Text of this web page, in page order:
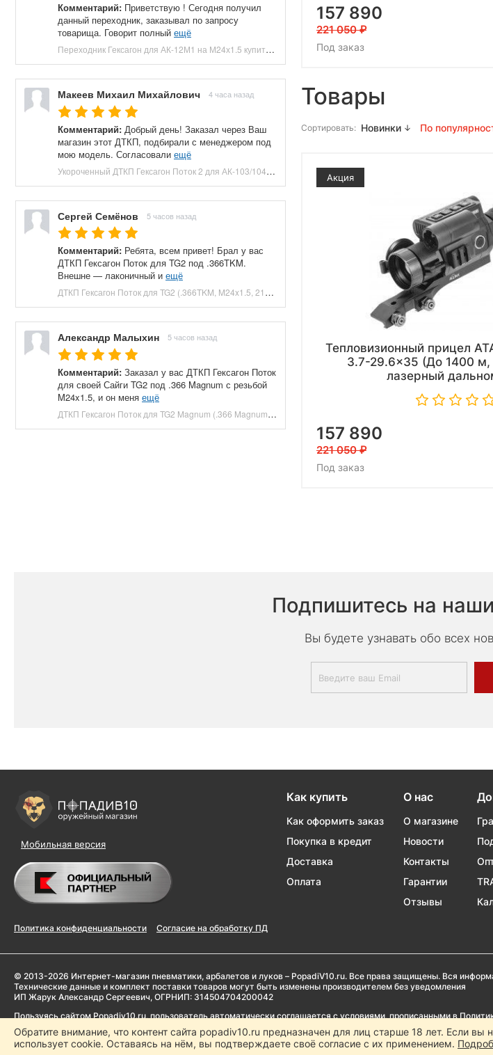
Комментарий: Приветствую ! Сегодня получил
данный переходник, заказывал по запросу
товарища. Говорит полный ещё
Переходник Гексагон для АК-12М1 на М24х1.5 купить в Москве и СПБ, цена 4900 руб. Доставка по РФ!
Макеев Михаил Михайлович 4 часа назад
Комментарий: Добрый день! Заказал через Ваш
магазин этот ДТКП, подбирали с менеджером под
мою модель. Согласовали ещё
Укороченный ДТКП Гексагон Поток 2 для АК-103/104 (M24x1.5, 7.62x39, 5 камер, сталь, 120 мм) купить в Москве и СПБ, цена 8800 руб. Доставка по РФ!
Сергей Семёнов 5 часов назад
Комментарий: Ребята, всем привет! Брал у вас
ДТКП Гексагон Поток для TG2 под .366TKM.
Внешне — лаконичный и ещё
ДТКП Гексагон Поток для TG2 (.366TKM, M24x1.5, 210 мм, банка) купить в Москве и СПБ, цена 23660 руб. Доставка по РФ!
Александр Малыхин 5 часов назад
Комментарий: Заказал у вас ДТКП Гексагон Поток
для своей Сайги TG2 под .366 Magnum с резьбой
M24x1.5, и он меня ещё
ДТКП Гексагон Поток для TG2 Magnum (.366 Magnum, M24x1.5, 230 мм, банка) купить в Москве и СПБ, цена 27040 руб. Доставка по РФ!
157 890
221 050
Под заказ
Товары
Сортировать: Новинки По
Акция
Тепловизионный прицел
3.7-29.6x35 (До 1400 м,
лазерный
157 890
221 050
Под заказ
Подпишитесь на
Вы будете узнавать обо всех
Мобильная версия
Политика конфиденциальности Согласие на обработку ПД
Как купить
Как оформить заказ
Покупка в кредит
Доставка
Оплата
О нас
О магазине
Новости
Контакты
Гарантии
Отзывы
© 2013-2026 Интернет-магазин пневматики, арбалетов и луков – PopadiV10.ru. Все права защищены. Вся
Технические данные и комплект поставки товаров могут быть изменены производителем без уведомления
ИП Жарук Александр Сергеевич, ОГРНИП: 314504704200042
Пользуясь сайтом Popadiv10.ru, пользователь автоматически соглашается с условиями, прописанными в
Копирование любой информации (тексты, фото, видео и др.) с сайта Popadiv10 запрещено, за исключением
Обратите внимание, что контент сайта popadiv10.ru предназначен для лиц старше 18 лет. Если
использует cookie. Оставаясь на нём, вы подтверждаете своё согласие с их применением.